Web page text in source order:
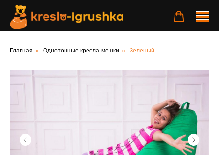
Главная » Однотонные кресла-мешки » Зеленый